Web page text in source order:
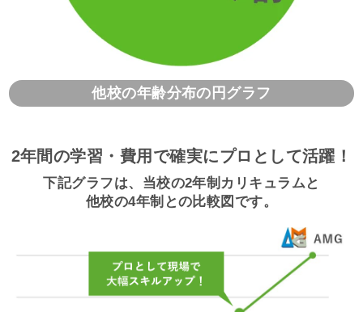
他校の年齢分布の円グラフ
2年間の学習・費用で確実にプロとして活躍！
下記グラフは、当校の2年制カリキュラムと
他校の4年制との比較図です。